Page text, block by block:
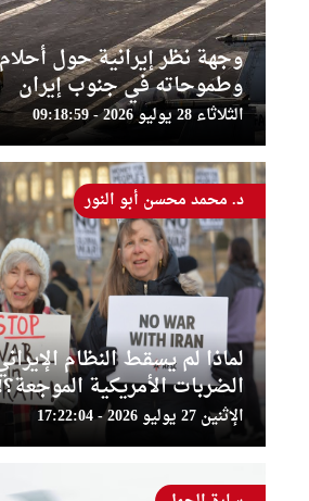
وجهة نظر إيرانية حول
وطموحاته في جنوب إيران
الثلاثاء 28 يوليو 2026 - 09:18:59
لماذا لم يسقط النظام
الضربات الأمريكية
الإثنين 27 يوليو 2026 - 17:22:04
د. محمد محسن أبو النور